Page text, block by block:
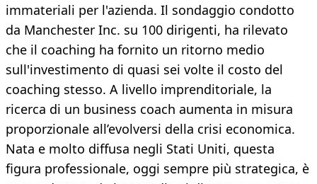
immateriali per l'azienda. Il sondaggio condotto
da Manchester Inc. su 100 dirigenti, ha rilevato
che il coaching ha fornito un ritorno medio
sull'investimento di quasi sei volte il costo del
coaching stesso. A livello imprenditoriale, la
ricerca di un business coach aumenta in misura
proporzionale all’evolversi della crisi economica.
Nata e molto diffusa negli Stati Uniti, questa
figura professionale, oggi sempre più strategica, è